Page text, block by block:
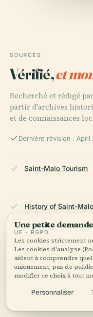
SOURCES
Vérifié,et
Recherché et rédigé
partir d'archives
et de connaissances
Dernière révision : April
Saint-Malo Tourism
History of Saint-Malo
French Fortifications
Une petite
UE · RGPD
Les cookies strictement
Les cookies d'analyse
aident à comprendre
uniquement, pas de
modifier ce choix à tout
Personnaliser